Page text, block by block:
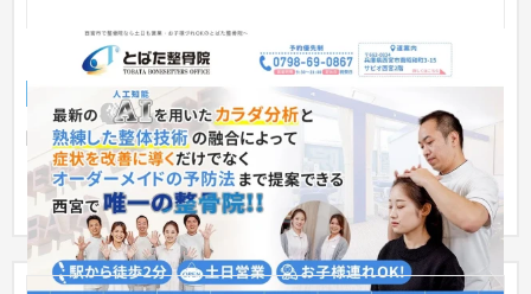
とばた整骨院
整体・整骨院 〜30万円
院のカラー、青をメインにデザインしていきました。スタッフ
さんもTOPページに掲載することで親しみやすいホームページ
に仕上が...